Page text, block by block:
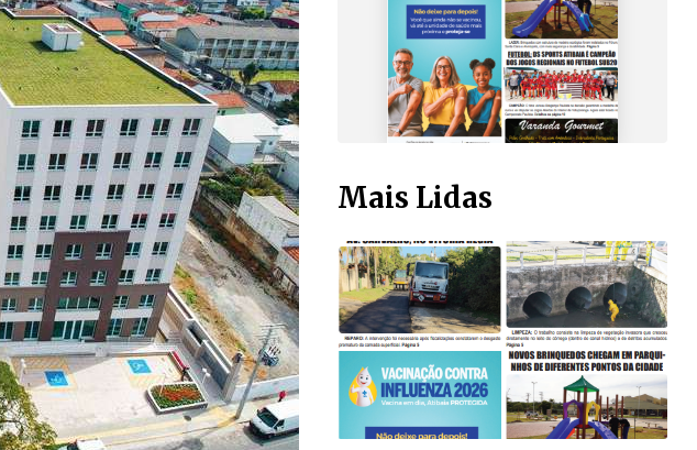
Mais Lidas